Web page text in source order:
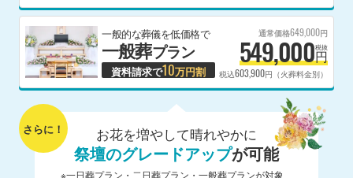
一般的な葬儀を低価格で
一般葬プラン
資料請求で10万円割
通常価格649,000円
549,000円
税抜
税込603,900円（火葬料金別）
さらに！ お花を増やして晴れやかに
祭壇のグレードアップが可能
※一日葬プラン・二日葬プラン・一般葬プランが対象、